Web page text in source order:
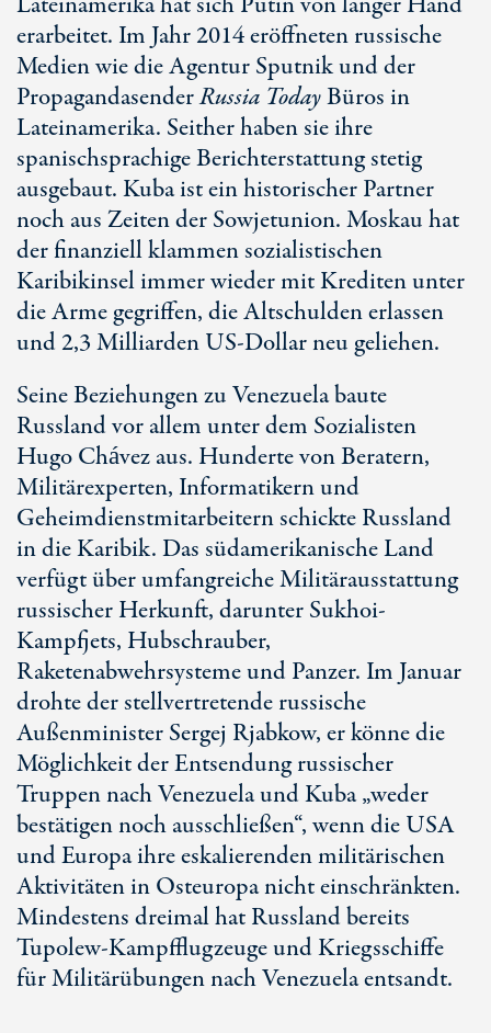
erarbeitet. Im Jahr 2014 eröffneten russische
Medien wie die Agentur Sputnik und der
PropagandasenderRussia TodayBüros in
Lateinamerika. Seither haben sie ihre
spanischsprachige Berichterstattung stetig
ausgebaut. Kuba ist ein historischer Partner
noch aus Zeiten der Sowjetunion. Moskau hat
der finanziell klammen sozialistischen
Karibikinsel immer wieder mit Krediten unter
die Arme gegriffen, die Altschulden erlassen
und 2,3 Milliarden US-Dollar neu geliehen.
Seine Beziehungen zu Venezuela baute
Russland vor allem unter dem Sozialisten
Hugo Chávez aus. Hunderte von Beratern,
Militärexperten, Informatikern und
Geheimdienstmitarbeitern schickte Russland
in die Karibik. Das südamerikanische Land
verfügt über umfangreiche Militärausstattung
russischer Herkunft, darunter Sukhoi-
Kampfjets, Hubschrauber,
Raketenabwehrsysteme und Panzer. Im Januar
drohte der stellvertretende russische
Außenminister Sergej Rjabkow, er könne die
Möglichkeit der Entsendung russischer
Truppen nach Venezuela und Kuba „weder
bestätigen noch ausschließen“, wenn die USA
und Europa ihre eskalierenden militärischen
Aktivitäten in Osteuropa nicht einschränkten.
Mindestens dreimal hat Russland bereits
Tupolew-Kampfflugzeuge und Kriegsschiffe
für Militärübungen nach Venezuela entsandt.